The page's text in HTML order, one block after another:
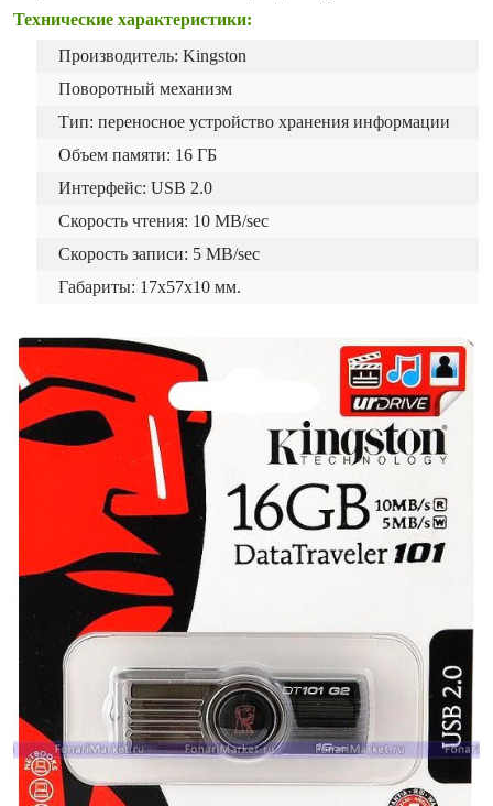
Технические характеристики:
Производитель: Kingston
Поворотный механизм
Тип: переносное устройство хранения информации
Объем памяти: 16 ГБ
Интерфейс: USB 2.0
Скорость чтения: 10 MB/sec
Скорость записи: 5 MB/sec
Габариты: 17х57х10 мм.